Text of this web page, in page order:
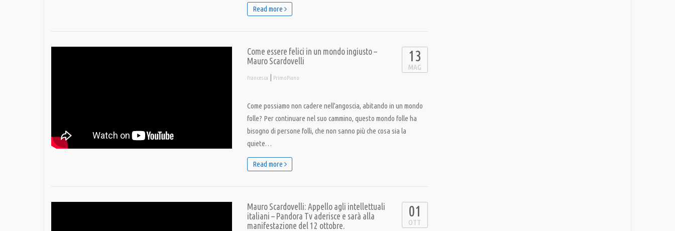
Read more
Come essere felici in un mondo ingiusto –
Mauro Scardovelli
francesca | PrimoPiano
13
MAG
Come possiamo non cadere nell’angoscia, abitando in un mondo
folle? Per continuare nel suo cammino, questo mondo folle ha
bisogno di persone folli, che non sanno più che cosa sia la
quiete…
Read more
Mauro Scardovelli: Appello agli intellettuali
italiani – Pandora Tv aderisce e sarà alla
manifestazione del 12 ottobre.
01
OTT